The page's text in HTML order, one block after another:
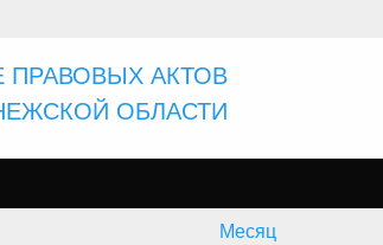
АКТОВ
ОБЛАСТИ
Месяц